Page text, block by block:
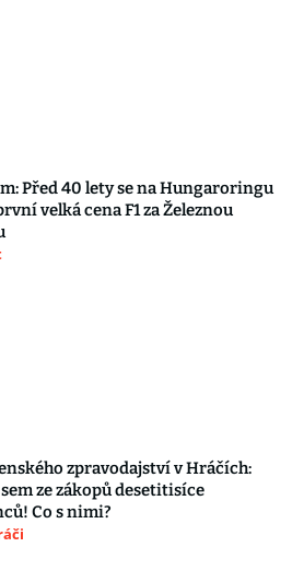
Před 40 lety se na Hungaroringu
velká cena F1 za Železnou
zpravodajství v Hráčích:
ze zákopů desetitisíce
Co s nimi?